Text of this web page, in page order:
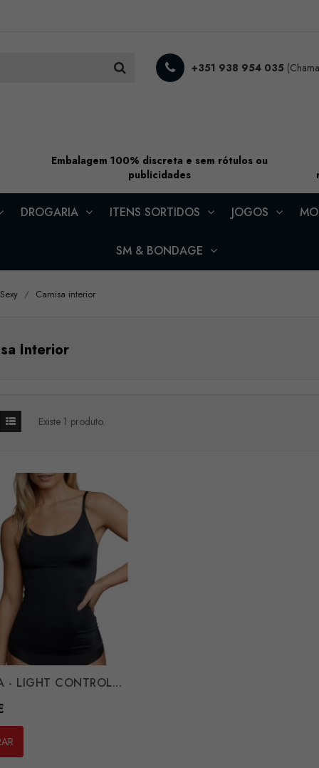
+351 938 954 035
Embalagem 100% discreta e sem rótulos ou
publicidades
DROGARIA ITENS SORTIDOS JOGOS
SM & BONDAGE
Camisa interior
Interior
Existe 1 produto.
- LIGHT CONTROL...